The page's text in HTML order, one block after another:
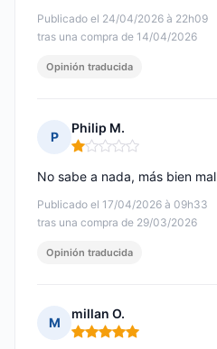
Publicado el 24/04/2026 à 22h09
tras una compra de 14/04/2026
Opinión traducida
P
Philip M.
Nota: 1 de 5
Publicado el 17/04/2026 à 09h33
tras una compra de 29/03/2026
No sabe a nada, más bien
Opinión traducida
M
millan O.
Nota: 5 de 5